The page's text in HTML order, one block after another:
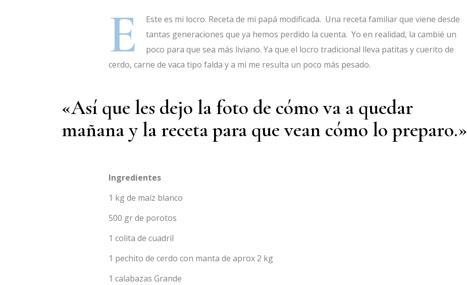
E
Este es mi locro. Receta de mi papá modificada. Una receta familiar que viene desde
tantas generaciones que ya hemos perdido la cuenta. Yo en realidad, la cambié un
poco para que sea más liviano. Ya que el locro tradicional lleva patitas y cuerito de
cerdo, carne de vaca tipo falda y a mi me resulta un poco más pesado.
«Así que les dejo la foto de cómo va a quedar
mañana y la receta para que vean cómo lo preparo.»
Ingredientes
1 kg de maíz blanco
500 gr de porotos
1 colita de cuadril
1 pechito de cerdo con manta de aprox 2 kg
1 calabazas Grande